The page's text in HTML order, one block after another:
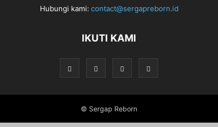
Hubungi kami: contact@sergapreborn.id
IKUTI KAMI
© Sergap Reborn